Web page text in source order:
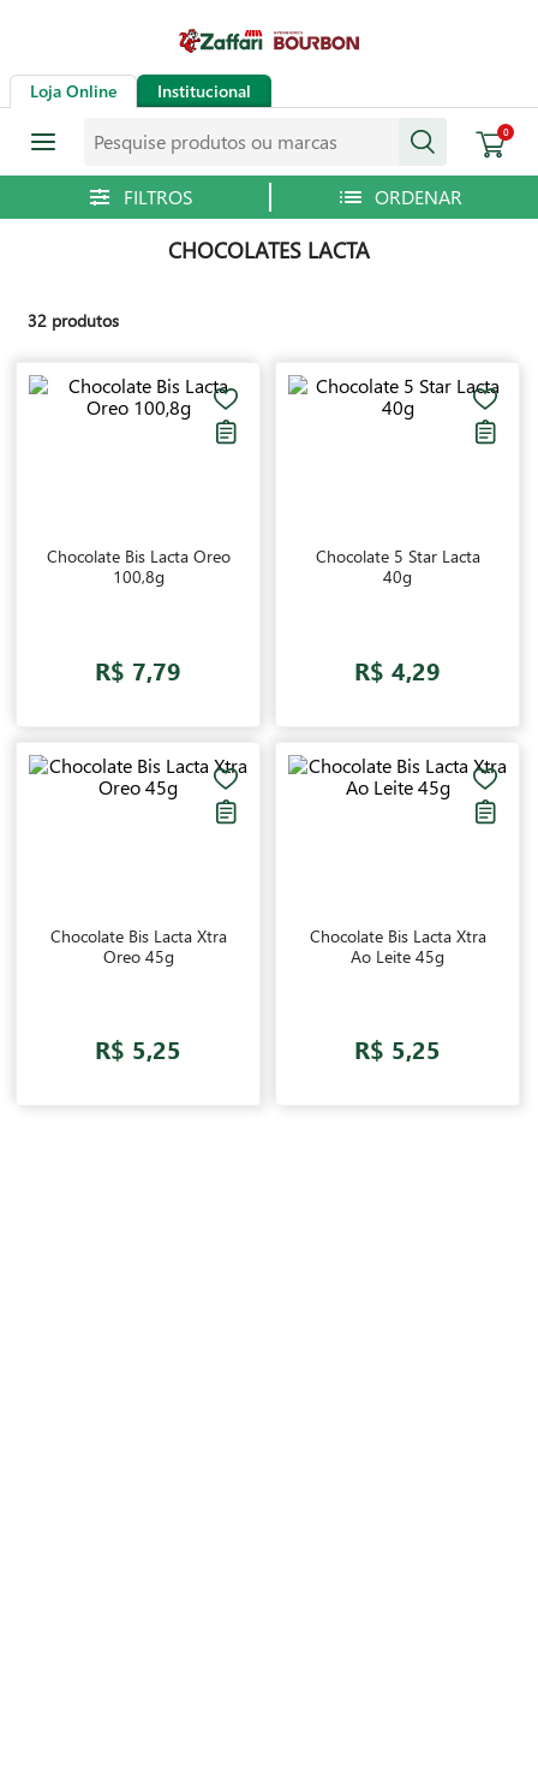
Loja Online Institucional
0
CHOCOLATES LACTA
32 produtos
Chocolate Bis Lacta Oreo
100,8g
R$ 7,79
Chocolate 5 Star Lacta
40g
R$ 4,29
Chocolate Bis Lacta Xtra
Oreo 45g
R$ 5,25
Chocolate Bis Lacta Xtra
Ao Leite 45g
R$ 5,25